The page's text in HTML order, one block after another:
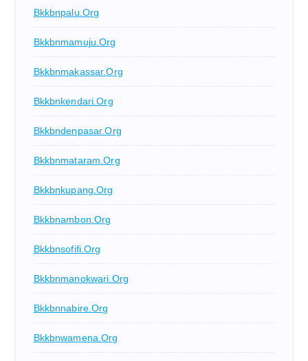
Bkkbnpalu.org
Bkkbnmamuju.org
Bkkbnmakassar.org
Bkkbnkendari.org
Bkkbndenpasar.org
Bkkbnmataram.org
Bkkbnkupang.org
Bkkbnambon.org
Bkkbnsofifi.org
Bkkbnmanokwari.org
Bkkbnnabire.org
Bkkbnwamena.org